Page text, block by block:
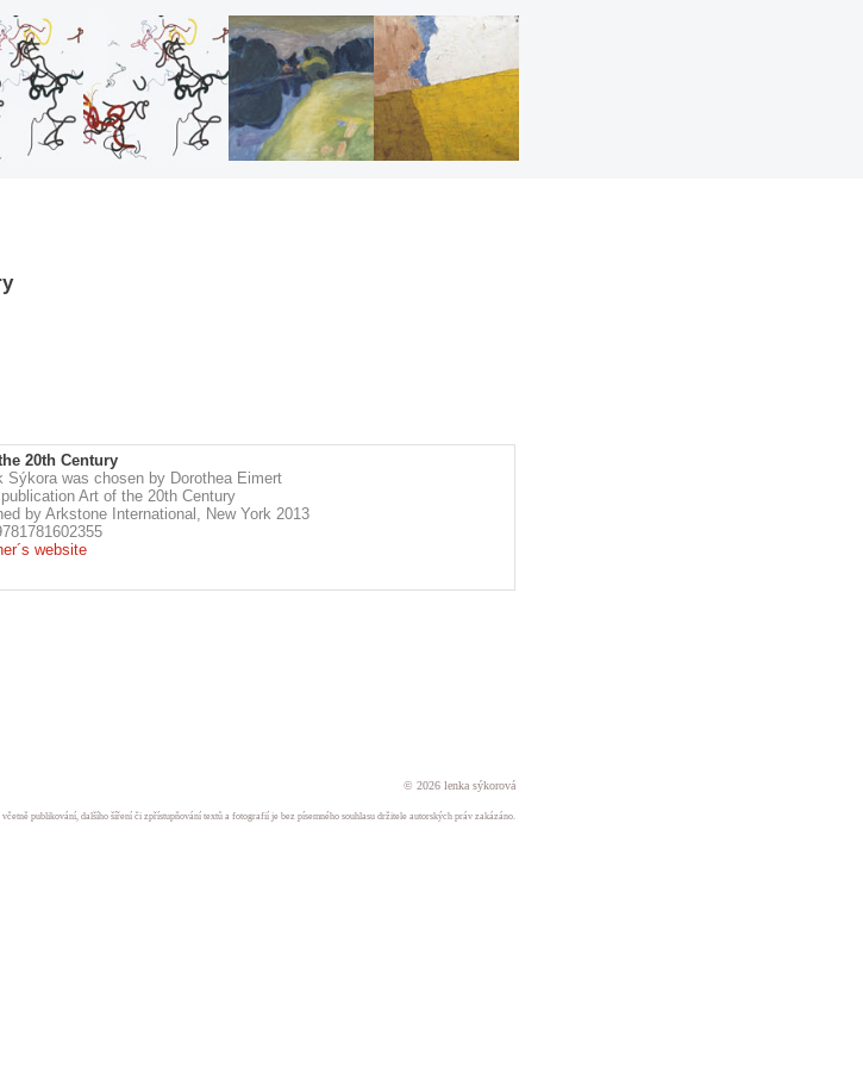
20th Century
Sýkora was chosen by Dorothea Eimert
Art of the 20th Century
by Arkstone International, New York 2013
website
© 2026 lenka sýkorová
publikování, dalšího šíření či zpřístupňování textů a fotografií je bez písemného souhlasu držitele autorských práv zakázáno.